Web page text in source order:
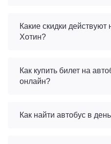
Какие скидки
Хотин?
Как купить билет на
онлайн?
Как найти автобус в